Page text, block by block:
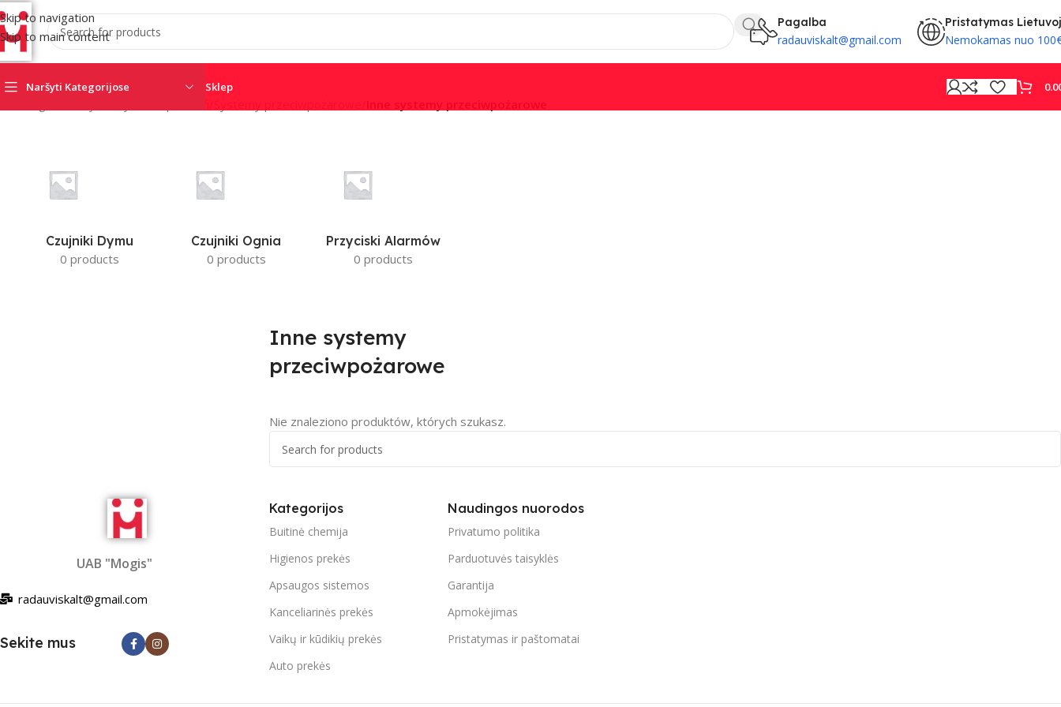
Skip to navigation
Skip to main content
Pagalba
radauviskalt@gmail.com
Pristatymas
Nemokamas nuo
Naršyti Kategorijose Sklep
Czujniki Dymu
0 products
Czujniki Ognia
0 products
Przyciski Alarmów
0 products
Inne systemy
przeciwpożarowe
Nie znaleziono produktów, których szukasz.
UAB "Mogis"
radauviskalt@gmail.com
Sekite mus
Kategorijos
Buitinė chemija
Higienos prekės
Apsaugos sistemos
Kanceliarinės prekės
Vaikų ir kūdikių prekės
Auto prekės
Naudingos nuorodos
Privatumo politika
Parduotuvės taisyklės
Garantija
Apmokėjimas
Pristatymas ir paštomatai